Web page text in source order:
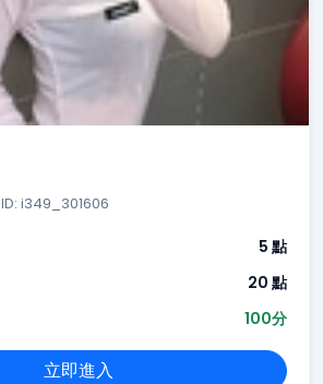
ID: i349_301606
5 點
20 點
100分
立即進入